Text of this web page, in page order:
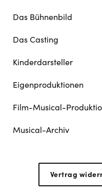
Das Bühnenbild
Das Casting
Kinderdarsteller
Eigenproduktionen
Film-Musical-
Musical-Archiv
Vertrag